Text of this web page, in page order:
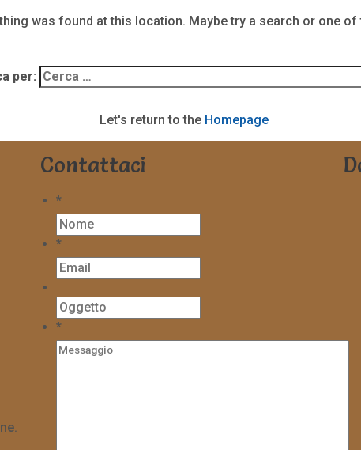
was found at this location. Maybe try a search or one of
per:
Let's return to the Homepage
Contattaci
*
*
*